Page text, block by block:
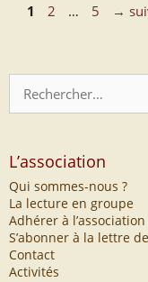
Page
1 Page
2 … Page
5 →
L’association
Qui sommes-nous ?
La lecture en groupe
Adhérer à l’association
S’abonner à la lettre
Contact
Activités